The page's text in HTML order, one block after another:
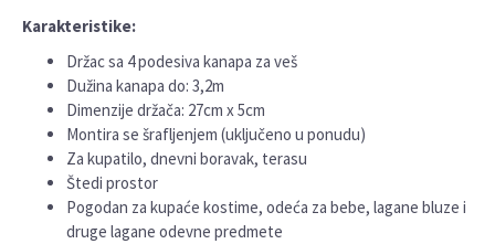
Karakteristike:
Držac sa 4 podesiva kanapa za veš
Dužina kanapa do: 3,2m
Dimenzije držača: 27cm x 5cm
Montira se šrafljenjem (uključeno u ponudu)
Za kupatilo, dnevni boravak, terasu
Štedi prostor
Pogodan za kupaće kostime, odeća za bebe, lagane bluze i
druge lagane odevne predmete